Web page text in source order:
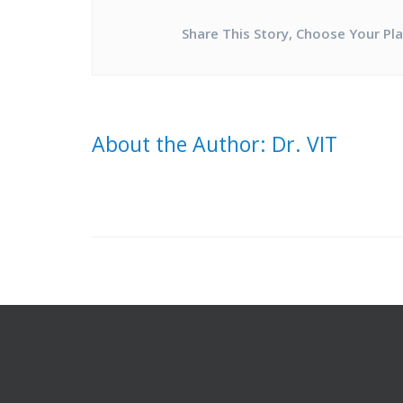
Share This Story, Choose Your
About the Author: Dr. VIT